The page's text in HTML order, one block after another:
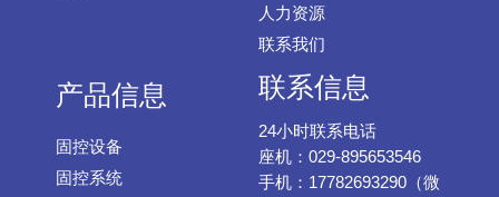
人力资源
联系我们
产品信息
固控设备
固控系统
联系信息
24小时联系电话
座机：029-895653546
手机：17782693290（微